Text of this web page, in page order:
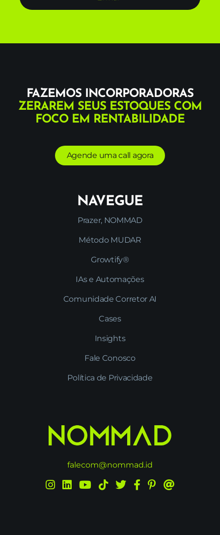
FAZEMOS INCORPORADORAS
ZERAREM SEUS ESTOQUES COM
FOCO EM RENTABILIDADE
Agende uma call agora
NAVEGUE
Prazer, NOMMAD
Método MUDAR
Growtify®
IAs e Automações
Comunidade Corretor AI
Cases
Insights
Fale Conosco
Política de Privacidade
falecom@nommad.id